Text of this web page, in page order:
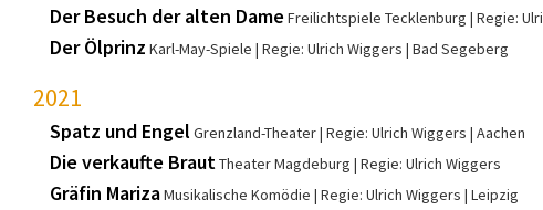
Der Besuch der alten Dame Freilichtspiele Tecklenburg Regie:
Der Ölprinz Karl-May-Spiele Regie: Ulrich Wiggers Bad Segeberg
2021
Spatz und Engel Grenzland-Theater Regie: Ulrich Wiggers Aachen
Die verkaufte BrautTheater Magdeburg Regie: Ulrich Wiggers
Gräfin MarizaMusikalische Komödie Regie: Ulrich Wiggers Leipzig